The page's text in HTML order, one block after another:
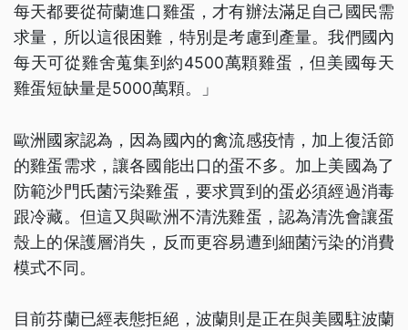
每天都要從荷蘭進口雞蛋，才有辦法滿足自己國民需
求量，所以這很困難，特別是考慮到產量。我們國內
每天可從雞舍蒐集到約4500萬顆雞蛋，但美國每天
雞蛋短缺量是5000萬顆。」
歐洲國家認為，因為國內的禽流感疫情，加上復活節
的雞蛋需求，讓各國能出口的蛋不多。加上美國為了
防範沙門氏菌污染雞蛋，要求買到的蛋必須經過消毒
跟冷藏。但這又與歐洲不清洗雞蛋，認為清洗會讓蛋
殼上的保護層消失，反而更容易遭到細菌污染的消費
模式不同。
目前芬蘭已經表態拒絕，波蘭則是正在與美國駐波蘭